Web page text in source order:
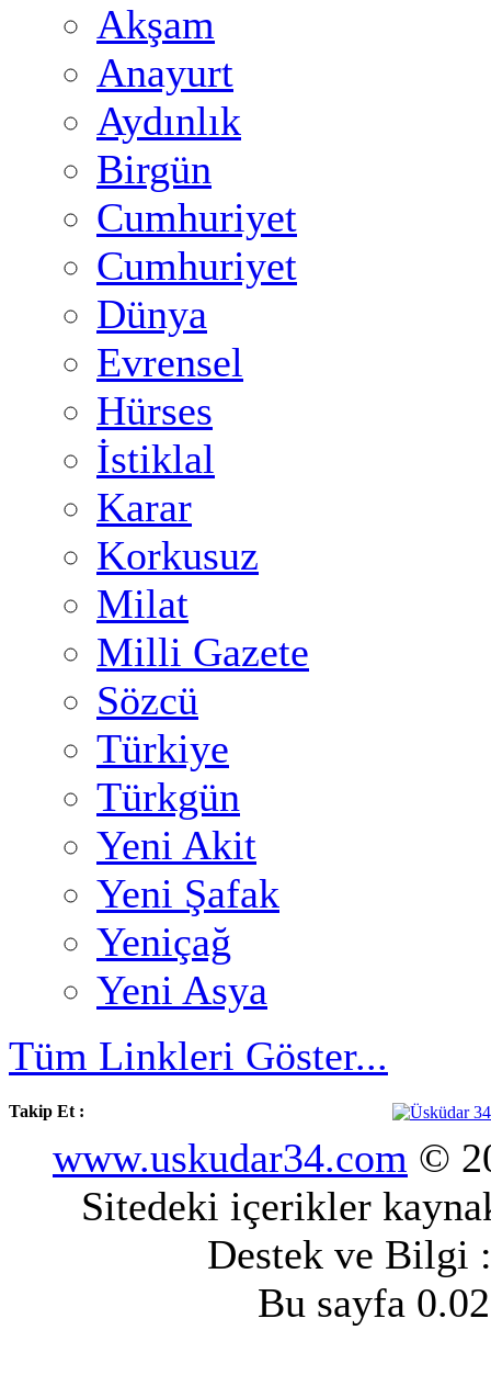
Akşam
Anayurt
Aydınlık
Birgün
Cumhuriyet
Cumhuriyet
Dünya
Evrensel
Hürses
İstiklal
Karar
Korkusuz
Milat
Milli Gazete
Sözcü
Türkiye
Türkgün
Yeni Akit
Yeni Şafak
Yeniçağ
Yeni Asya
Tüm Linkleri Göster...
Takip Et :
www.uskudar34.com ©
Sitedeki içerikler
Destek ve Bilgi
Bu sayfa